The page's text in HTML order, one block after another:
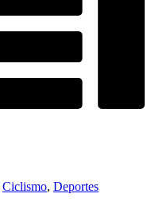
Ciclismo, Deportes